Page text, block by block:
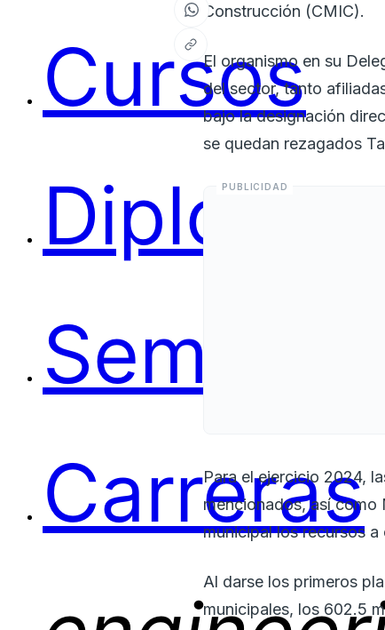
Cursos
Diplomas
Carreras
Construcción (CMIC).
El organismo en su
del sector, tanto
bajo la designación
se quedan rezagados
Para el ejercicio 2024,
mencionados, así
municipal los recursos
Al darse los primeros
municipales, los 602.5